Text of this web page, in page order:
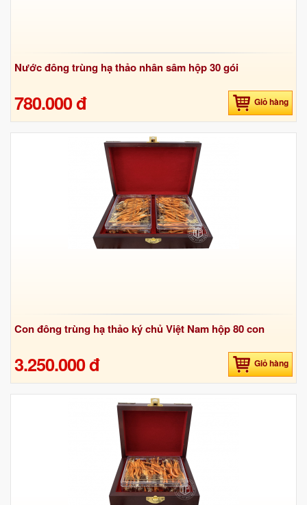
Nước đông trùng hạ thảo nhân sâm hộp 30 gói
780.000 đ Giỏ hàng
Con đông trùng hạ thảo ký chủ Việt Nam hộp 80 con
3.250.000 đ Giỏ hàng